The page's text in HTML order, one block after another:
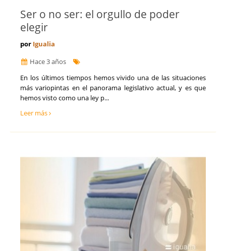
Ser o no ser: el orgullo de poder
elegir
por Igualia
Hace 3 años
​En los últimos tiempos hemos vivido una de las situaciones
más variopintas en el panorama legislativo actual, y es que
hemos visto como una ley p...
Leer más